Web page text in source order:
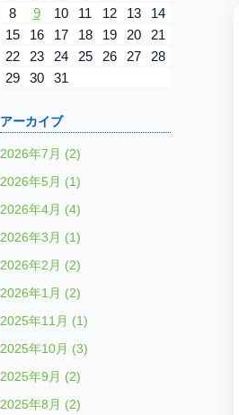
8
9 10 11 12 13
14
15
16 17 18 19 20
21
22
23 24 25 26 27
28
29
30 31
アーカイブ
2026年7月 (2)
2026年5月 (1)
2026年4月 (4)
2026年3月 (1)
2026年2月 (2)
2026年1月 (2)
2025年11月 (1)
2025年10月 (3)
2025年9月 (2)
2025年8月 (2)